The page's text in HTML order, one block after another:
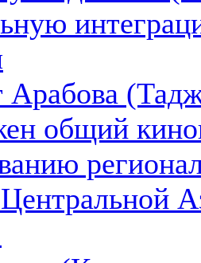
общий